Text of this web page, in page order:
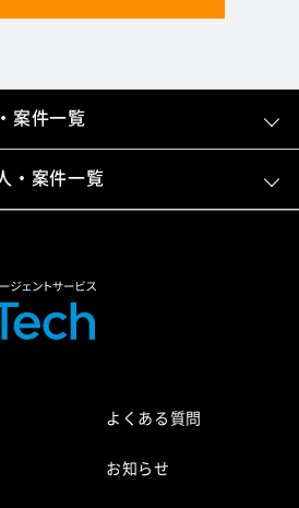
案件一覧
・案件一覧
よくある質問
お知らせ